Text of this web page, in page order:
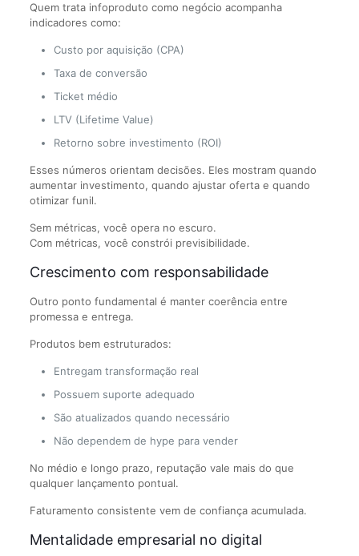
Quem trata infoproduto como negócio acompanha
indicadores como:
Custo por aquisição (CPA)
Taxa de conversão
Ticket médio
LTV (Lifetime Value)
Retorno sobre investimento (ROI)
Esses números orientam decisões. Eles mostram quando
aumentar investimento, quando ajustar oferta e quando
otimizar funil.
Sem métricas, você opera no escuro.
Com métricas, você constrói previsibilidade.
Crescimento com responsabilidade
Outro ponto fundamental é manter coerência entre
promessa e entrega.
Produtos bem estruturados:
Entregam transformação real
Possuem suporte adequado
São atualizados quando necessário
Não dependem de hype para vender
No médio e longo prazo, reputação vale mais do que
qualquer lançamento pontual.
Faturamento consistente vem de confiança acumulada.
Mentalidade empresarial no digital